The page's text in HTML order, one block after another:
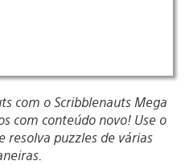
com o Scribblenauts Mega
com conteúdo novo! Use o
resolva puzzles de várias